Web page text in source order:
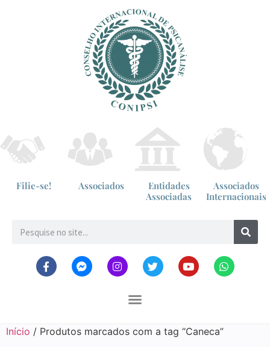
Filie-se! Associados
Entidades
Associadas
Associados
Internacionais
Início / Produtos marcados com a tag “Caneca”